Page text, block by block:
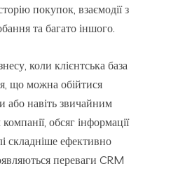
покупок, взаємодії з
та багато іншого.
коли клієнтська база
що можна обійтися
або навіть звичайним
обсяг інформації
складніше ефективно
переваги CRM